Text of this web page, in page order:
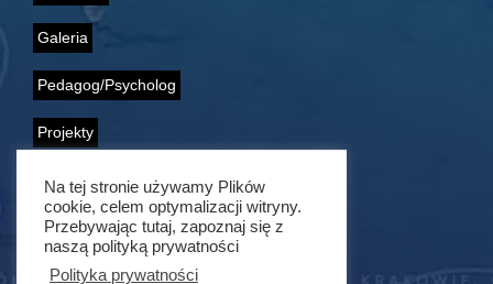
Galeria
Pedagog/Psycholog
Projekty
Samorząd Uczniowski
Wolontariat
Na tej stronie używamy Plików
cookie, celem optymalizacji witryny.
Przebywając tutaj, zapoznaj się z
naszą polityką prywatności
Polityka prywatności